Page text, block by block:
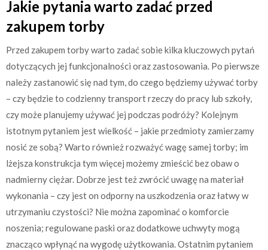
Jakie pytania warto zadać przed
zakupem torby
Przed zakupem torby warto zadać sobie kilka kluczowych pytań
dotyczących jej funkcjonalności oraz zastosowania. Po pierwsze
należy zastanowić się nad tym, do czego będziemy używać torby
– czy będzie to codzienny transport rzeczy do pracy lub szkoły,
czy może planujemy używać jej podczas podróży? Kolejnym
istotnym pytaniem jest wielkość – jakie przedmioty zamierzamy
nosić ze sobą? Warto również rozważyć wagę samej torby; im
lżejsza konstrukcja tym więcej możemy zmieścić bez obaw o
nadmierny ciężar. Dobrze jest też zwrócić uwagę na materiał
wykonania – czy jest on odporny na uszkodzenia oraz łatwy w
utrzymaniu czystości? Nie można zapominać o komforcie
noszenia; regulowane paski oraz dodatkowe uchwyty mogą
znacząco wpłynąć na wygodę użytkowania. Ostatnim pytaniem